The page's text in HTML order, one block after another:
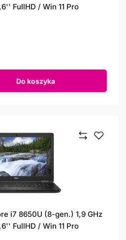
FullHD / Win 11 Pro
Do koszyka
i7 8650U (8-gen.) 1,9 GHz
FullHD / Win 11 Pro